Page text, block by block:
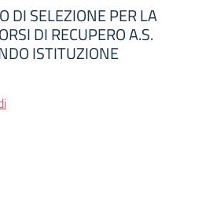
DI SELEZIONE PER LA
DI RECUPERO A.S.
ISTITUZIONE